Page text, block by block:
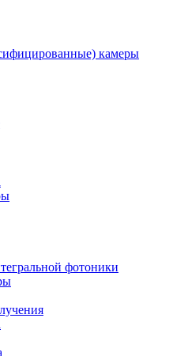
камеры
фотоники